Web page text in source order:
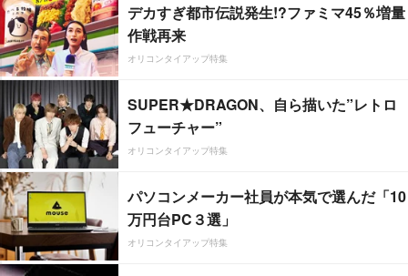
デカすぎ都市伝説発生!?ファミマ45％増量
作戦再来
オリコンタイアップ特集
SUPER★DRAGON、自ら描いた”レトロ
フューチャー”
オリコンタイアップ特集
パソコンメーカー社員が本気で選んだ「10
万円台PC３選」
オリコンタイアップ特集